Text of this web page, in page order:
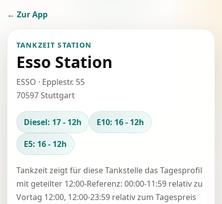
← Zur App
TANKZEIT STATION
Esso Station
ESSO · Epplestr. 55
70597 Stuttgart
Diesel: 17 - 12h
E10: 16 - 12h
E5: 16 - 12h
Tankzeit zeigt für diese Tankstelle das Tagesprofil
mit geteilter 12:00-Referenz: 00:00-11:59 relativ zu
Vortag 12:00, 12:00-23:59 relativ zum Tagespreis